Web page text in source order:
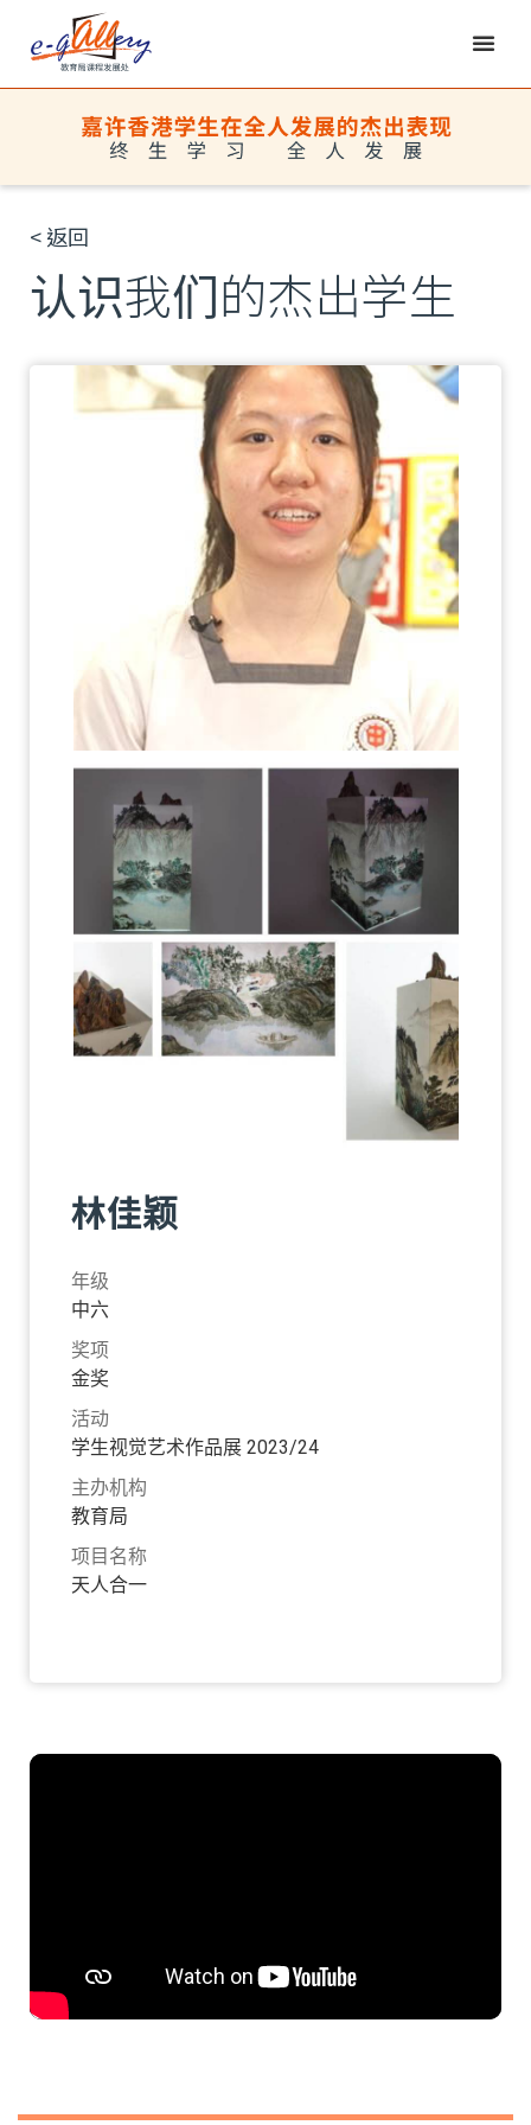
< 返回
认识我们的杰出学生
林佳颖
年级
中六
奖项
金奖
活动
学生视觉艺术作品展 2023/24
主办机构
教育局
项目名称
天人合一